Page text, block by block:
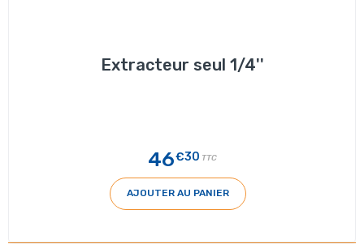
Extracteur seul 1/4''
46€30 TTC
AJOUTER AU PANIER